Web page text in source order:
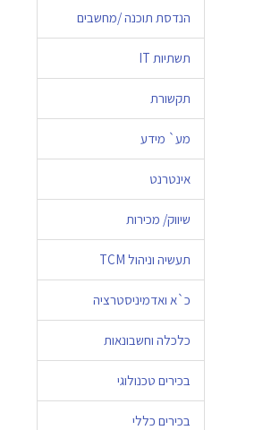
הנדסת תוכנה /מחשבים
תשתיות IT
תקשורת
מע` מידע
אינטרנט
שיווק/ מכירות
תעשיה וניהול TCM
כ`א ואדמיניסטרציה
כלכלה וחשבונאות
בכירים טכנולוגי
בכירים כללי